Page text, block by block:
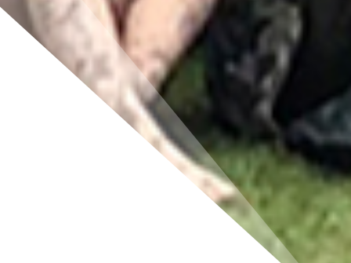
LITWA CZYTA
7 maja to na Litwie oficjalny Dzień Języka, Książki i
Odzyskania Prasy. W tym roku już po raz dwunasty
zorganizowano z tej okazji akcję "Litwa czyta" (po
litewsku: „Lietuva skaito”). Podczas kampanii dużą